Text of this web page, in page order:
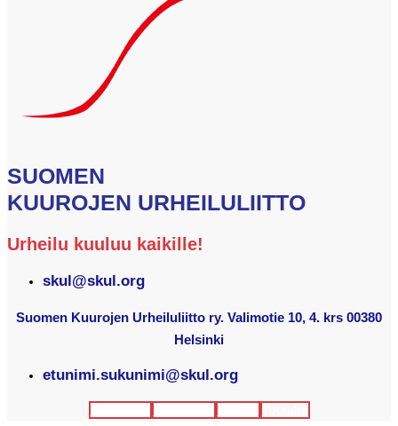
SUOMEN
KUUROJEN URHEILULIITTO
Urheilu kuuluu kaikille!
skul@skul.org
Suomen Kuurojen Urheiluliitto ry. Valimotie 10, 4. krs 00380
Helsinki
etunimi.sukunimi@skul.org